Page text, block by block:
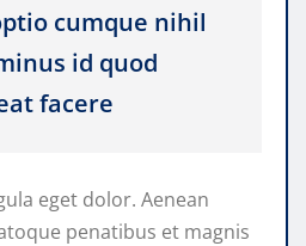
cumque nihil
id quod
facere
eget dolor. Aenean
penatibus et magnis